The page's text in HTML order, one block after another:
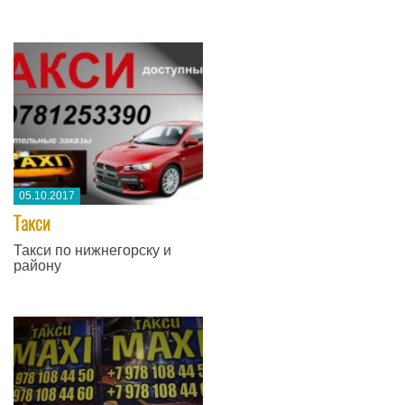
05.10.2017
Такси
Такси по нижнегорску и
району